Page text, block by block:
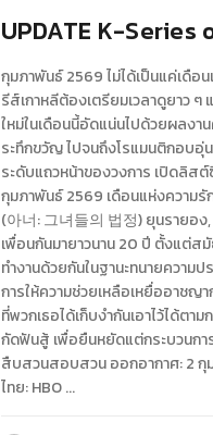
UPDATE K-Series
กุมภาพันธ์ 2569 ไม่ได้เป็นแค่เดือ
รีส์เกาหลีต้องเตรียมเวลาดูยาว
ใหม่ในเดือนนี้อัดแน่นไปด้วยผลง
ระทึกขวัญ ไปจนถึงโรแมนติกอบ
ระดับแถวหน้าของวงการ เปิดลิสต์
กุมภาพันธ์ 2569 เดือนแห่งความรั
(아너: 그녀들의 법정) ยุนรายอ
เพื่อนกันมายาวนาน 20 ปี ตั้งแต่ส
ทำงานด้วยกันในฐานะทนายความ
การให้ความช่วยเหลือเหยื่ออาช
ที่พวกเธอได้เก็บงำกันเอาไว้ได้ต
กัดฟันสู้ เพื่อยืนหยัดแต่กระบวนกา
สืบสวนสอบสวน ออกอากาศ: 2 กุ
ไทย: HBO ...